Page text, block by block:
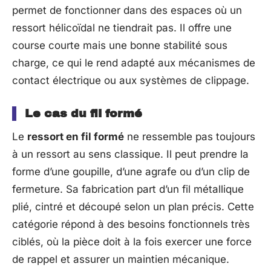
permet de fonctionner dans des espaces où un
ressort hélicoïdal ne tiendrait pas. Il offre une
course courte mais une bonne stabilité sous
charge, ce qui le rend adapté aux mécanismes de
contact électrique ou aux systèmes de clippage.
Le cas du fil formé
Le ressort en fil formé ne ressemble pas toujours
à un ressort au sens classique. Il peut prendre la
forme d’une goupille, d’une agrafe ou d’un clip de
fermeture. Sa fabrication part d’un fil métallique
plié, cintré et découpé selon un plan précis. Cette
catégorie répond à des besoins fonctionnels très
ciblés, où la pièce doit à la fois exercer une force
de rappel et assurer un maintien mécanique.